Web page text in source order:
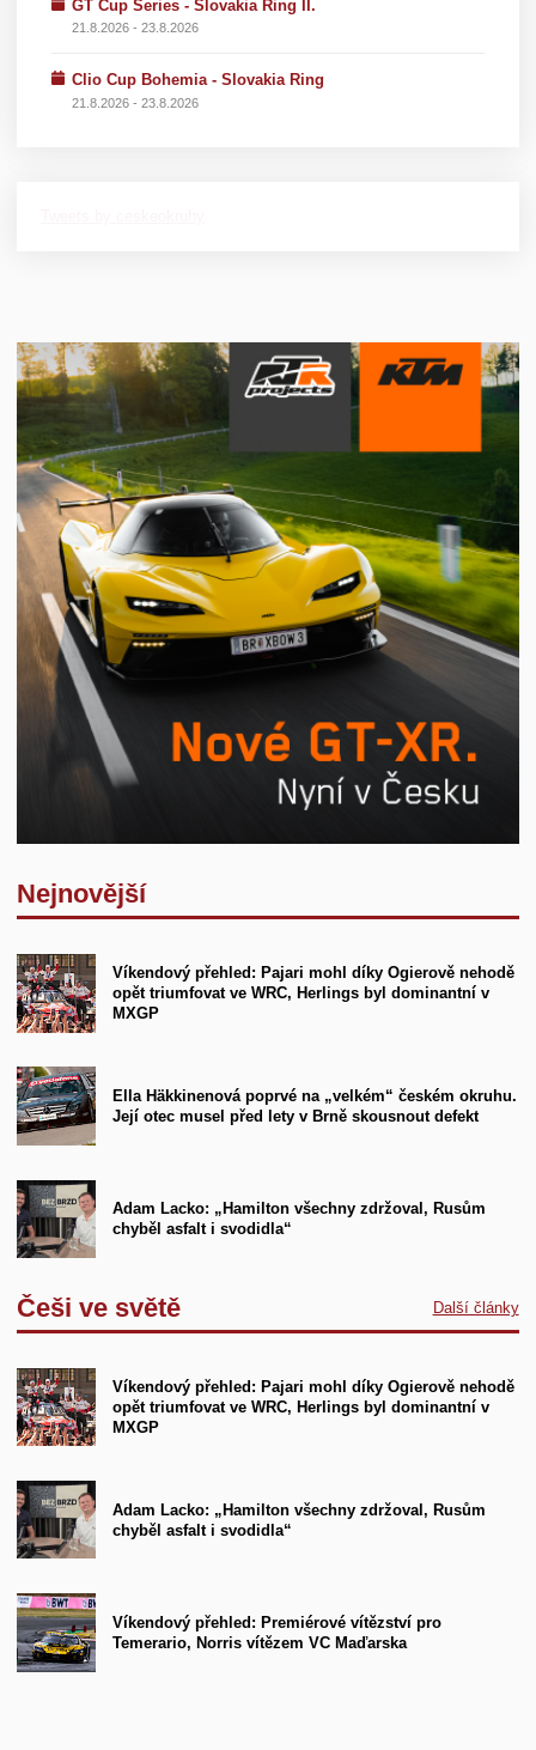
GT Cup Series - Slovakia Ring II.
21.8.2026 - 23.8.2026
Clio Cup Bohemia - Slovakia Ring
21.8.2026 - 23.8.2026
Nejnovější
Víkendový přehled: Pajari mohl díky Ogierově nehodě
opět triumfovat ve WRC, Herlings byl dominantní v
MXGP
Ella Häkkinenová poprvé na „velkém“ českém okruhu.
Její otec musel před lety v Brně skousnout defekt
Adam Lacko: „Hamilton všechny zdržoval, Rusům
chyběl asfalt i svodidla“
Češi ve světě Další články
Víkendový přehled: Pajari mohl díky Ogierově nehodě
opět triumfovat ve WRC, Herlings byl dominantní v
MXGP
Adam Lacko: „Hamilton všechny zdržoval, Rusům
chyběl asfalt i svodidla“
Víkendový přehled: Premiérové vítězství pro
Temerario, Norris vítězem VC Maďarska